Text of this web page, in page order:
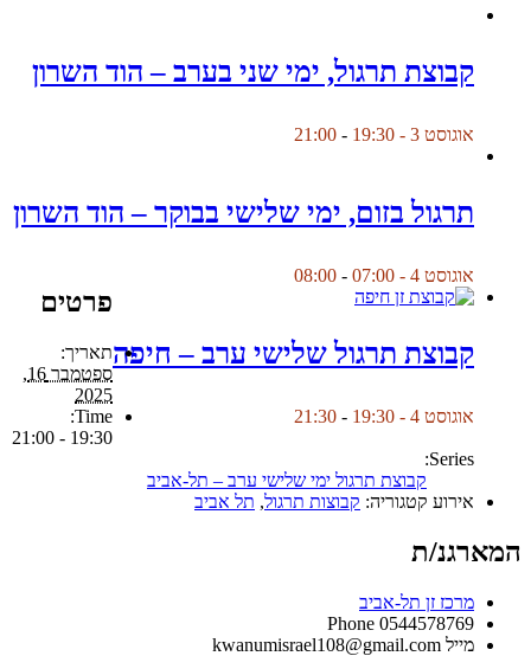
קבוצת תרגול, ימי שני בערב – הוד השרון
אוגוסט 3 - 19:30 -
21:00
תרגול בזום, ימי שלישי בבוקר – הוד השרון
אוגוסט 4 - 07:00 -
08:00
קבוצת תרגול שלישי ערב – חיפה
אוגוסט 4 - 19:30 -
21:30
פרטים
תאריך:
ספטמבר 16,
2025
Time:
19:30 - 21:00
Series:
קבוצת תרגול ימי שלישי ערב – תל-אביב
אירוע קטגוריה: קבוצות תרגול, תל אביב
המארגנ/ת
מרכז זן תל-אביב
Phone 0544578769
מייל kwanumisrael108@gmail.com